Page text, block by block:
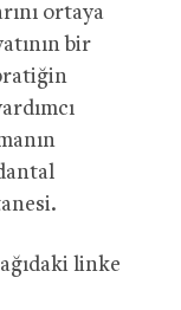
ortaya
bir
linke